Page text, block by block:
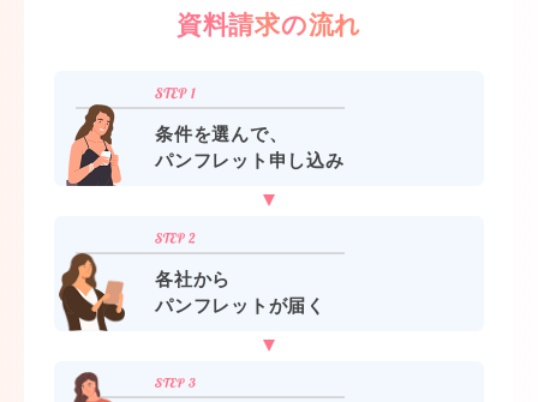
資料請求の流れ
条件を選んで、
パンフレット申し込み
各社から
パンフレットが届く